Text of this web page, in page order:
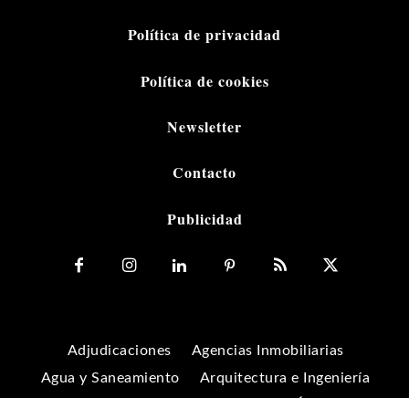
Política de privacidad
Política de cookies
Newsletter
Contacto
Publicidad
Adjudicaciones
Agencias Inmobiliarias
Agua y Saneamiento
Arquitectura e Ingeniería